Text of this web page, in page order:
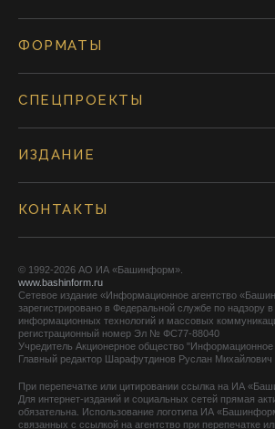
ФОРМАТЫ
СПЕЦПРОЕКТЫ
ИЗДАНИЕ
КОНТАКТЫ
© 1992-2026 АО ИА «Башинформ».
www.bashinform.ru
Сетевое издание «Информационное агентство
зарегистрировано в Федеральной службе по надзору
информационных технологий и массовых
регистрационный номер Эл № ФС77-88040
Учредитель Акционерное общество
Главный редактор Шарафутдинов Руслан Михайлович
При перепечатке или цитировании ссылка на ИА
Для интернет-изданий и социальных сетей прямая
обязательна. Использование логотипа ИА
связанных с ссылкой на агентство при перепечатке